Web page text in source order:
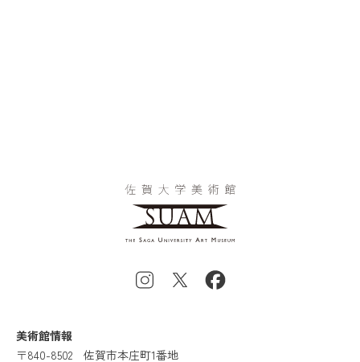
美術館情報
〒840-8502 佐賀市本庄町1番地